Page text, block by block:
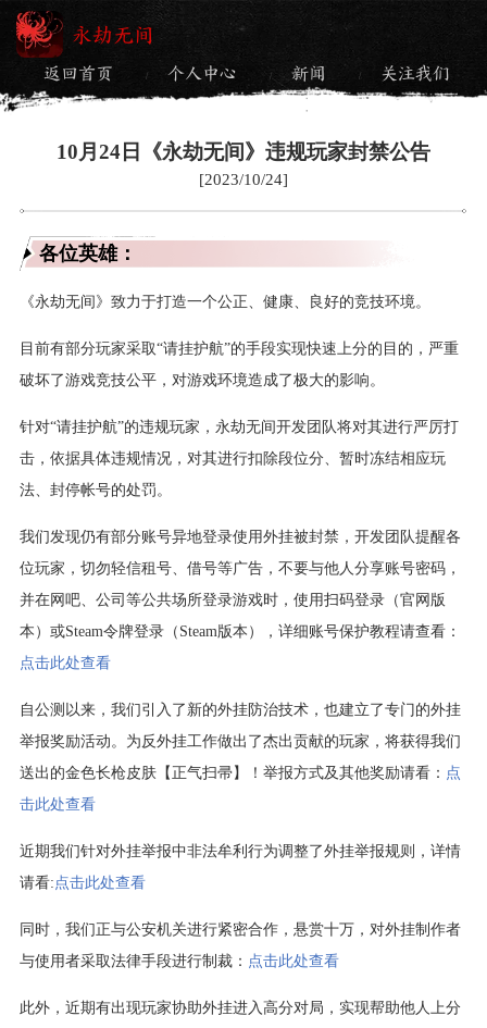
永劫无间
返回首页 / 个人中心 / 新闻 / 关注我们
10月24日《永劫无间》违规玩家封禁公告
[2023/10/24]
各位英雄：
《永劫无间》致力于打造一个公正、健康、良好的竞技环境。
目前有部分玩家采取“请挂护航”的手段实现快速上分的目的，严重
破坏了游戏竞技公平，对游戏环境造成了极大的影响。
针对“请挂护航”的违规玩家，永劫无间开发团队将对其进行严厉打
击，依据具体违规情况，对其进行扣除段位分、暂时冻结相应玩
法、封停帐号的处罚。
我们发现仍有部分账号异地登录使用外挂被封禁，开发团队提醒各
位玩家，切勿轻信租号、借号等广告，不要与他人分享账号密码，
并在网吧、公司等公共场所登录游戏时，使用扫码登录（官网版
本）或Steam令牌登录（Steam版本），详细账号保护教程请查看：
点击此处查看
自公测以来，我们引入了新的外挂防治技术，也建立了专门的外挂
举报奖励活动。为反外挂工作做出了杰出贡献的玩家，将获得我们
送出的金色长枪皮肤【正气扫帚】！举报方式及其他奖励请看： 点
击此处查看
近期我们针对外挂举报中非法牟利行为调整了外挂举报规则，详情
请看:点击此处查看
同时，我们正与公安机关进行紧密合作，悬赏十万，对外挂制作者
与使用者采取法律手段进行制裁： 点击此处查看
此外，近期有出现玩家协助外挂进入高分对局，实现帮助他人上分